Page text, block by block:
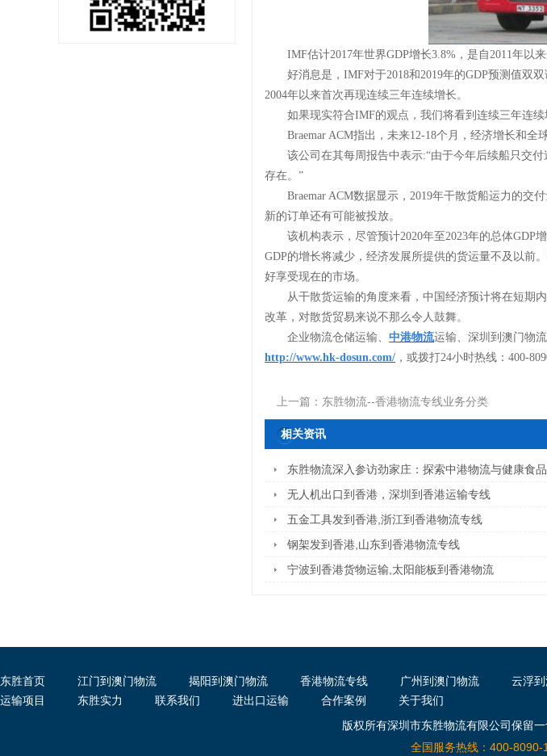
IMF估计2017年世界GDP增长3.8%，是自2011年以来
好消息是， IMF对于2018和2019年的GDP预测值双
2004年以来首次再现连续三年连续增长。
如果现实符合IMF的观点，我们将看到连续三年连续
Braemar ACM指出，未来12-18个月，经济增长和
该公司在其每周报告中表示:“由于今年后续船只交
存在。”
Braemar ACM数据显示，2019年干散货船运力的交
新的订单还有可能被投放。
该机构表示，尽管预计2020年至2023年的总体GDP
GDP的增长将减少，经济发展所提供的货运量不及以前
好享受现在的市场。
从干散货运输的角度来看，中国经济预计将在短期
改革，对散货贸易来说不那么令人鼓舞。
企业物流仓储运输、 中港物流运输、深圳到澳门物
http://www.hk-dosun.com/ ，或拨打24小时热线：400-
上一篇： 东胜物流--香港物流专线业务分类
相关资讯
东胜物流深入参访劲家庄：探索中港物流与健康食品
无人机出口到香港，深圳到香港运输专线
五金工具发到香港,浙江到香港物流专线
钢架发到香港,山东到香港物流专线
宁波到香港货物运输,太阳能板到香港物流
东胜首页 江门到澳门物流 揭阳到澳门物流 香港物流专线 广州到澳门物流 云浮
运输项目
东胜实力 联系我们 进出口运输 合作案例
关于我们
版权所有深圳市东胜物流有限公司保留一
全国服务热线：400-